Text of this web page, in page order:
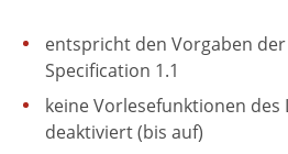
entspricht den Vorgaben der
Specification 1.1
keine Vorlesefunktionen des
deaktiviert (bis auf)